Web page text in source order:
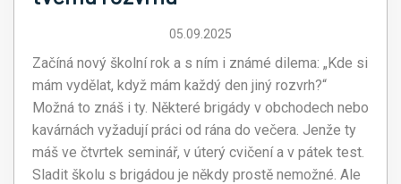
05.09.2025
Začíná nový školní rok a s ním i známé dilema: „Kde si
mám vydělat, když mám každý den jiný rozvrh?“
Možná to znáš i ty. Některé brigády v obchodech nebo
kavárnách vyžadují práci od rána do večera. Jenže ty
máš ve čtvrtek seminář, v úterý cvičení a v pátek test.
Sladit školu s brigádou je někdy prostě nemožné. Ale